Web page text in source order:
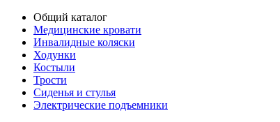
Общий каталог
Медицинские кровати
Инвалидные коляски
Ходунки
Костыли
Трости
Сиденья и стулья
Электрические подъемники